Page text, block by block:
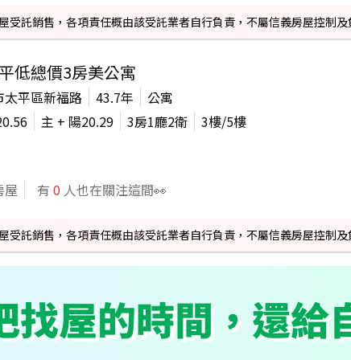
受託銷售，各項責任概由該受託業者自行負責，不屬信義房屋控制及
低總價3房美公寓
太平區新福路 43.7年
公寓
主 + 陽20.29 3房1廳2衛 3樓/5樓
屋 有 0 人也在關注這間👀
受託銷售，各項責任概由該受託業者自行負責，不屬信義房屋控制及